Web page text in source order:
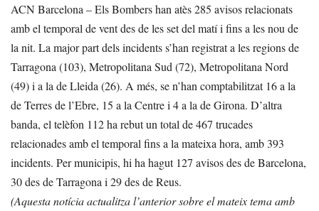
ACN Barcelona – Els Bombers han atès 285 avisos relacionats
amb el temporal de vent des de les set del matí i fins a les nou de
la nit. La major part dels incidents s’han registrat a les regions de
Tarragona (103), Metropolitana Sud (72), Metropolitana Nord
(49) i a la de Lleida (26). A més, se n’han comptabilitzat 16 a la
de Terres de l’Ebre, 15 a la Centre i 4 a la de Girona. D’altra
banda, el telèfon 112 ha rebut un total de 467 trucades
relacionades amb el temporal fins a la mateixa hora, amb 393
incidents. Per municipis, hi ha hagut 127 avisos des de Barcelona,
30 des de Tarragona i 29 des de Reus.
(Aquesta notícia actualitza l’anterior sobre el mateix tema amb